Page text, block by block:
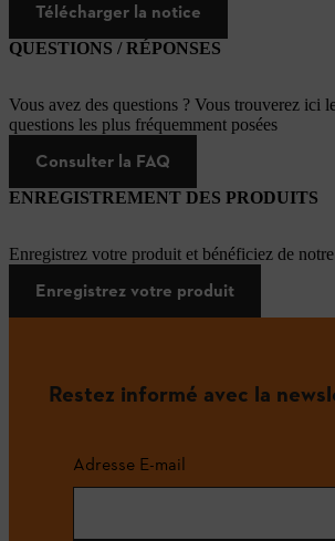
Télécharger la notice
QUESTIONS / RÉPONSES
Vous avez des questions ? Vous trouverez ici
questions les plus fréquemment posées
Consulter la FAQ
ENREGISTREMENT DES PRODUITS
Enregistrez votre produit et bénéficiez de
Enregistrez votre produit
Restez informé avec la
Adresse E-mail